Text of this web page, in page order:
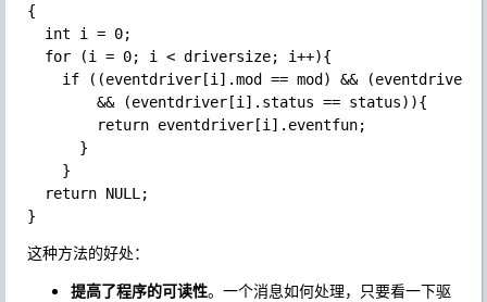
{
  int i = 0;
  for (i = 0; i < driversize; i++){
if ((eventdriver[i].mod == mod) &&
        && (eventdriver[i].status == status)){
        return eventdriver[i].eventfun;
      }
    }
  return NULL;
这种方法的好处：
提高了程序的可读性。一个消息如何处理，只要看一下驱